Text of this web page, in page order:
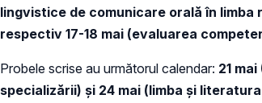
lingvistice de comunicare orală în
respectiv 17-18 mai (evaluarea
Probele scrise au următorul calendar: 21
specializării) și 24 mai (limba şi